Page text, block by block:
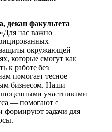
декан факультета
«Для нас важно
защиты окружающей
которые смогут как
к работе без
помогает тесное
бизнесом. Наши
участниками
— помогают с
формируют задачи для